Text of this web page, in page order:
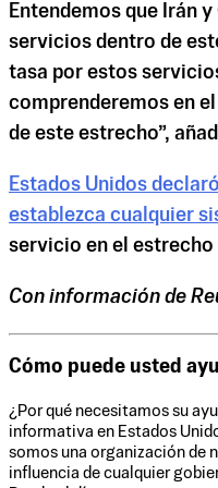
Entendemos que Irán
servicios dentro de
tasa por estos
comprenderemos en
de este estrecho”,
Estados Unidos
establezca cualquier
servicio en el estrecho
Con información de
Cómo puede usted
¿Por qué necesitamos su
informativa en Estados
somos una organización de
influencia de cualquier